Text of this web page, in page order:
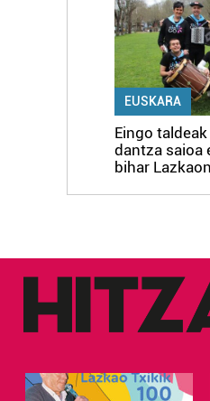
EUSKARA
Eingo
dantza saioa
bihar Lazkaon